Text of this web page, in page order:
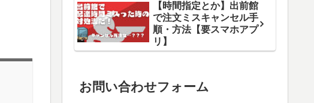
【時間指定とか】出前館
で注文ミスキャンセル手
順・方法【要スマホアプ
リ】
お問い合わせフォーム